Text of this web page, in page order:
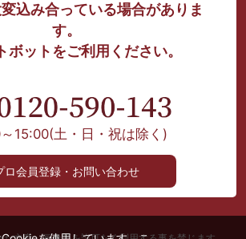
込み合っている場合がありま
す。
ボットをご利用ください。
15:00(土・日・祝は除く)
ロ会員登録・お問い合わせ